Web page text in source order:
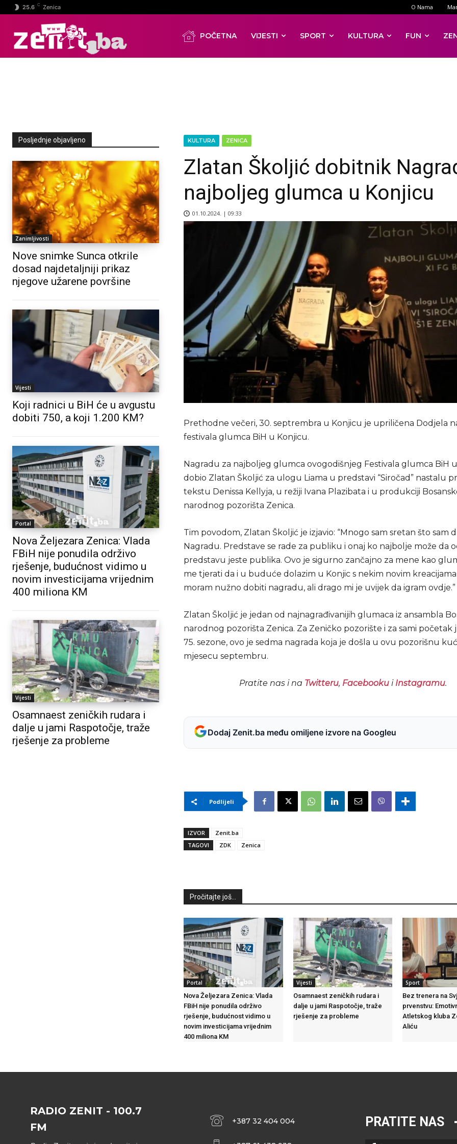
25.6 C Zenica O Nama
POČETNA VIJESTI SPORT KULTURA FUN
Posljednje objavljeno
Zanimljivosti
Nove snimke Sunca otkrile
dosad najdetaljniji prikaz
njegove užarene površine
Vijesti
Koji radnici u BiH će u avgustu
dobiti 750, a koji 1.200 KM?
Portal
Nova Željezara Zenica: Vlada
FBiH nije ponudila održivo
rješenje, budućnost vidimo u
novim investicijama vrijednim
400 miliona KM
Vijesti
Osamnaest zeničkih rudara i
dalje u jami Raspotočje, traže
rješenje za probleme
KULTURA ZENICA
Zlatan Školjić dobitnik
najboljeg glumca u Konjicu
01.10.2024. | 09:33
Prethodne večeri, 30. septrembra u Konjicu je upriličena Dodjela
festivala glumca BiH u Konjicu.
Nagradu za najboljeg glumca ovogodišnjeg Festivala glumca BiH
dobio Zlatan Školjić za ulogu Liama u predstavi “Siročad” nastalu
tekstu Denissa Kellyja, u režiji Ivana Plazibata i u produkciji
narodnog pozorišta Zenica.
Tim povodom, Zlatan Školjić je izjavio: “Mnogo sam sretan što sam
Nagradu. Predstave se rade za publiku i onaj ko najbolje može da
predstavu jeste publika. Ovo je sigurno zančajno za mene kao
me tjerati da i u buduće dolazim u Konjic s nekim novim
moram nužno dobiti nagradu, ali drago mi je uvijek da igram ovdje.”
Zlatan Školjić je jedan od najnagrađivanijih glumaca iz ansambla
narodnog pozorišta Zenica. Za Zeničko pozorište i za sami početak
75. sezone, ovo je sedma nagrada koja je došla u ovu pozorišnu
mjesecu septembru.
Pratite nas i na Twitteru, Facebookui Instagramu.
Dodaj Zenit.ba među omiljene izvore na Googleu
Podlijeli
IZVOR
Zenit.ba
TAGOVI
ZDK Zenica
Pročitajte još...
Portal
Nova Željezara Zenica: Vlada
FBiH nije ponudila održivo
rješenje, budućnost vidimo u
novim investicijama vrijednim
400 miliona KM
Vijesti
Osamnaest zeničkih rudara i
dalje u jami Raspotočje, traže
rješenje za probleme
Sport
Bez trenera na
prvenstvu:
Atletskog kluba
Aliću
RADIO ZENIT - 100.7
FM
+387 32 404 004 PRATITE NAS